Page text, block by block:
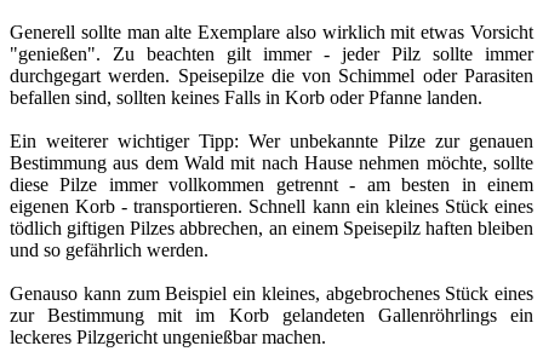
Generell sollte man alte Exemplare also wirklich mit etwas Vorsicht
"genießen". Zu beachten gilt immer - jeder Pilz sollte immer
durchgegart werden. Speisepilze die von Schimmel oder Parasiten
befallen sind, sollten keines Falls in Korb oder Pfanne landen.
Ein weiterer wichtiger Tipp: Wer unbekannte Pilze zur genauen
Bestimmung aus dem Wald mit nach Hause nehmen möchte, sollte
diese Pilze immer vollkommen getrennt - am besten in einem
eigenen Korb - transportieren. Schnell kann ein kleines Stück eines
tödlich giftigen Pilzes abbrechen, an einem Speisepilz haften bleiben
und so gefährlich werden.
Genauso kann zum Beispiel ein kleines, abgebrochenes Stück eines
zur Bestimmung mit im Korb gelandeten Gallenröhrlings ein
leckeres Pilzgericht ungenießbar machen.